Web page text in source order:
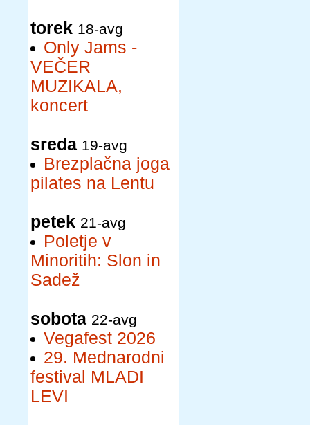
torek 18-avg
Only Jams -
VEČER
MUZIKALA,
koncert
sreda 19-avg
Brezplačna joga
pilates na Lentu
petek 21-avg
Poletje v
Minoritih: Slon in
Sadež
sobota 22-avg
Vegafest 2026
29. Mednarodni
festival MLADI
LEVI